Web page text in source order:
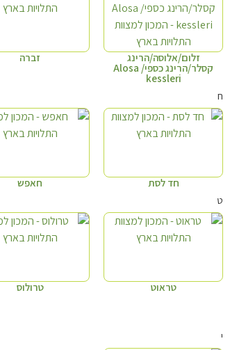
זלום/אלוסה/הרינג
קסלר/הרינג כספי/ Alosa
kessleri
זברה
ח
חד לסת חאפש
ט
טראוט טרולוס
י